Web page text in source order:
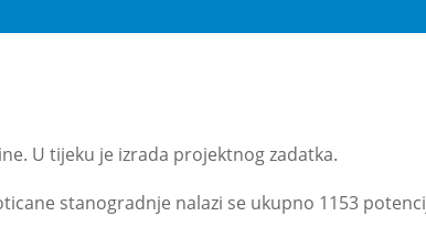
U tijeku je izrada projektnog zadatka.
stanogradnje nalazi se ukupno 1153